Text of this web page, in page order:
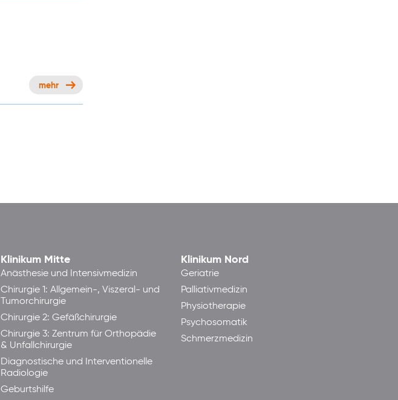
mehr
Klinikum Mitte
Anästhesie und Intensivmedizin
Chirurgie 1: Allgemein-, Viszeral- und
Tumorchirurgie
Chirurgie 2: Gefäßchirurgie
Chirurgie 3: Zentrum für Orthopädie
& Unfallchirurgie
Diagnostische und Interventionelle
Radiologie
Geburtshilfe
Klinikum Nord
Geriatrie
Palliativmedizin
Physiotherapie
Psychosomatik
Schmerzmedizin